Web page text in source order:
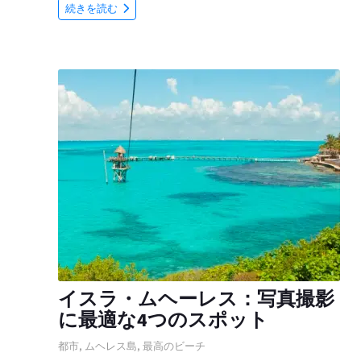
続きを読む
イスラ・ムヘーレス：写真撮影
に最適な4つのスポット
都市, ムヘレス島, 最高のビーチ